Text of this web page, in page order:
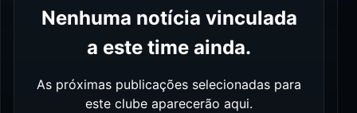
Nenhuma notícia vinculada
a este time ainda.
As próximas publicações selecionadas para
este clube aparecerão aqui.